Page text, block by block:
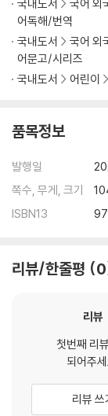
국내도서 국어 외
어독해/번역
국내도서
국어 외
어문고/시리즈
국내도서
어린이
품목정보
발행일
쪽수, 무게, 크기
ISBN13
리뷰/한줄평 0
리뷰
첫번째 리
되어주세
리뷰 쓰